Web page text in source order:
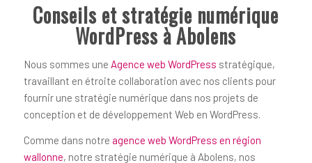
Conseils et stratégie numérique
WordPress à Abolens
Nous sommes une Agence web WordPress stratégique,
travaillant en étroite collaboration avec nos clients pour
fournir une stratégie numérique dans nos projets de
conception et de développement Web en WordPress.
Comme dans notre agence web WordPress en région
wallonne, notre stratégie numérique à Abolens, nos